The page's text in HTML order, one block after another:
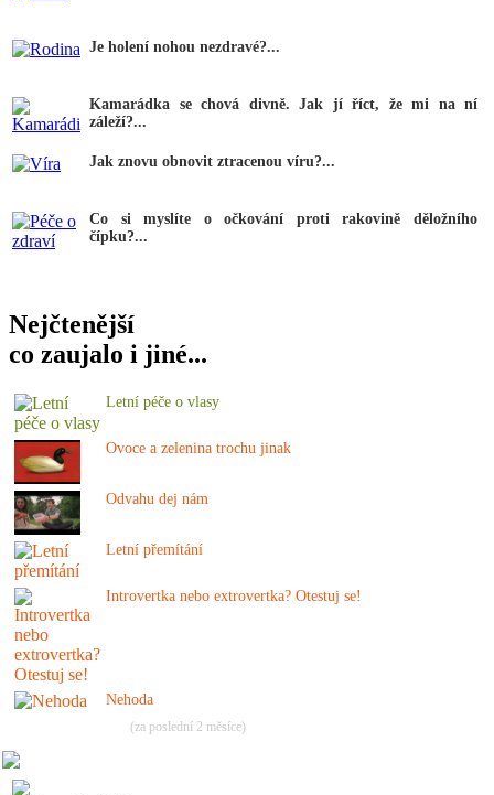
Je holení nohou nezdravé?...
Kamarádka se chová divně. Jak jí říct, že mi na ní
záleží?...
Jak znovu obnovit ztracenou víru?...
Co si myslíte o očkování proti rakovině děložního
čípku?...
Nejčtenější
co zaujalo i jiné...
Letní péče o vlasy
Ovoce a zelenina trochu jinak
Odvahu dej nám
Letní přemítání
Introvertka nebo extrovertka? Otestuj se!
Nehoda
(za poslední 2 měsíce)